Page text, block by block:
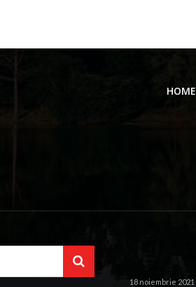
HOME
18 noiembrie 2021